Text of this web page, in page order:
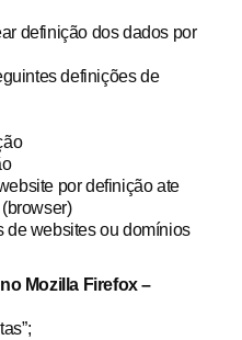
definição dos dados por
definições de
por definição ate
de websites ou domínios
Mozilla Firefox –